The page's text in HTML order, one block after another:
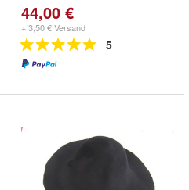
44,00 €
+ 3,50 € Versand
5